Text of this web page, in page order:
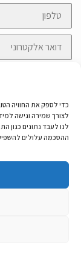
לצורך שמירה וגישה
לנו לעבד נתונים כגון
ההסכמה עלולים
טלפון
דואר
אלקטרוני
קראתי ואני